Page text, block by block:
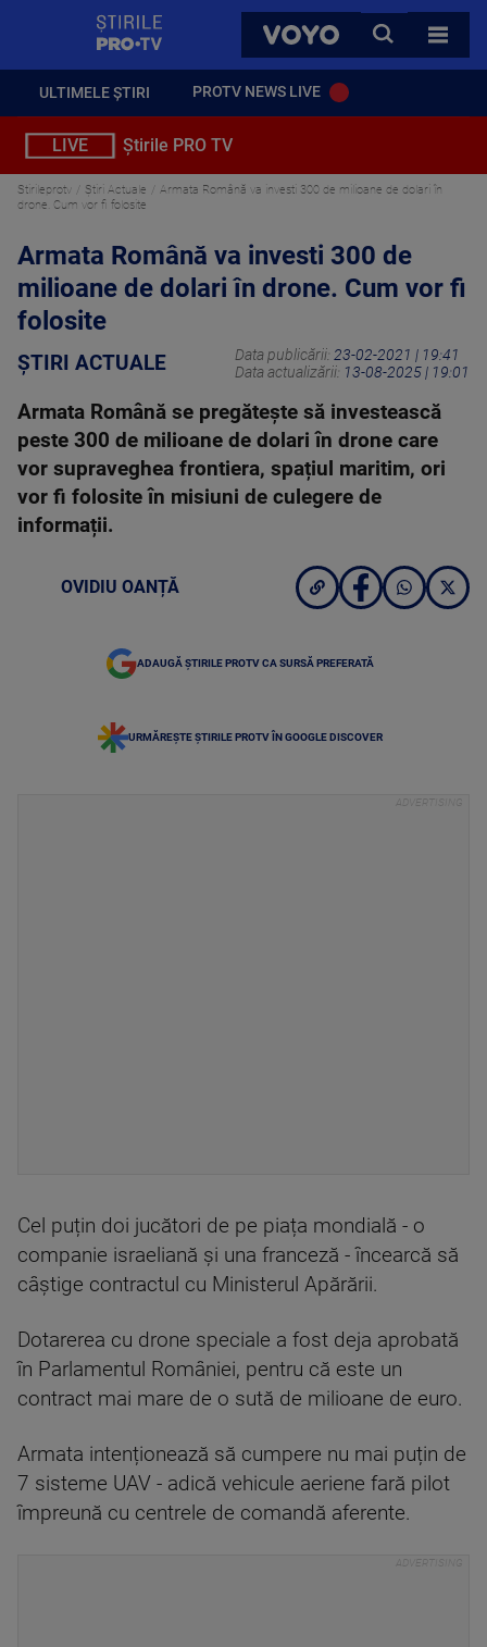
VOYO
CAUTA
TOATE
ULTIMELE ȘTIRI PROTV NEWS LIVE
LIVE Știrile PRO TV
Stirileprotv Știri Actuale
Armata Română va investi 300 de milioane de dolari în
drone. Cum vor fi folosite
Armata Română va investi 300 de
milioane de dolari în drone. Cum vor fi
folosite
ȘTIRI ACTUALE Data publicării: 23-02-2021 | 19:41
Data actualizării: 13-08-2025 | 19:01
Armata Română se pregătește să investească
peste 300 de milioane de dolari în drone care
vor supraveghea frontiera, spațiul maritim, ori
vor fi folosite în misiuni de culegere de
informații.
OVIDIU OANȚĂ
ADAUGĂ ȘTIRILE PROTV CA SURSĂ PREFERATĂ
URMĂREȘTE ȘTIRILE PROTV ÎN GOOGLE DISCOVER
Cel puțin doi jucători de pe piața mondială - o
companie israeliană și una franceză - încearcă să
câștige contractul cu Ministerul Apărării.
Dotarerea cu drone speciale a fost deja aprobată
în Parlamentul României, pentru că este un
contract mai mare de o sută de milioane de euro.
Armata intenționează să cumpere nu mai puțin de
7 sisteme UAV - adică vehicule aeriene fară pilot
împreună cu centrele de comandă aferente.